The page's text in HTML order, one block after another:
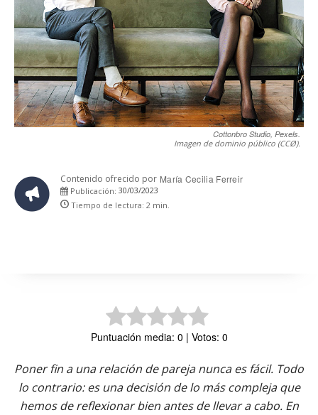
Cottonbro Studio, Pexels.
Imagen de dominio público (CCØ).
Contenido ofrecido por María Cecilia Ferreir
Publicación: 30/03/2023
Tiempo de lectura: 2 min.
Puntuación media: 0 | Votos: 0
Poner fin a una relación de pareja nunca es fácil. Todo
lo contrario: es una decisión de lo más compleja que
hemos de reflexionar bien antes de llevar a cabo. En